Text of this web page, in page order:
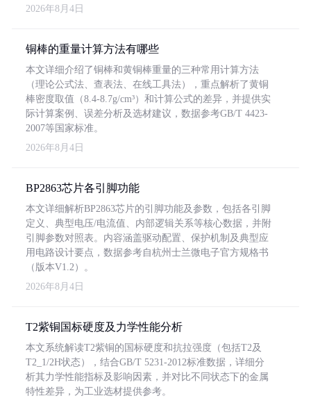
2026年8月4日
铜棒的重量计算方法有哪些
本文详细介绍了铜棒和黄铜棒重量的三种常用计算方法
（理论公式法、查表法、在线工具法），重点解析了黄铜
棒密度取值（8.4-8.7g/cm³）和计算公式的差异，并提供实
际计算案例、误差分析及选材建议，数据参考GB/T 4423-
2007等国家标准。
2026年8月4日
BP2863芯片各引脚功能
本文详细解析BP2863芯片的引脚功能及参数，包括各引脚
定义、典型电压/电流值、内部逻辑关系等核心数据，并附
引脚参数对照表。内容涵盖驱动配置、保护机制及典型应
用电路设计要点，数据参考自杭州士兰微电子官方规格书
（版本V1.2）。
2026年8月4日
T2紫铜国标硬度及力学性能分析
本文系统解读T2紫铜的国标硬度和抗拉强度（包括T2及
T2_1/2H状态），结合GB/T 5231-2012标准数据，详细分
析其力学性能指标及影响因素，并对比不同状态下的金属
特性差异，为工业选材提供参考。